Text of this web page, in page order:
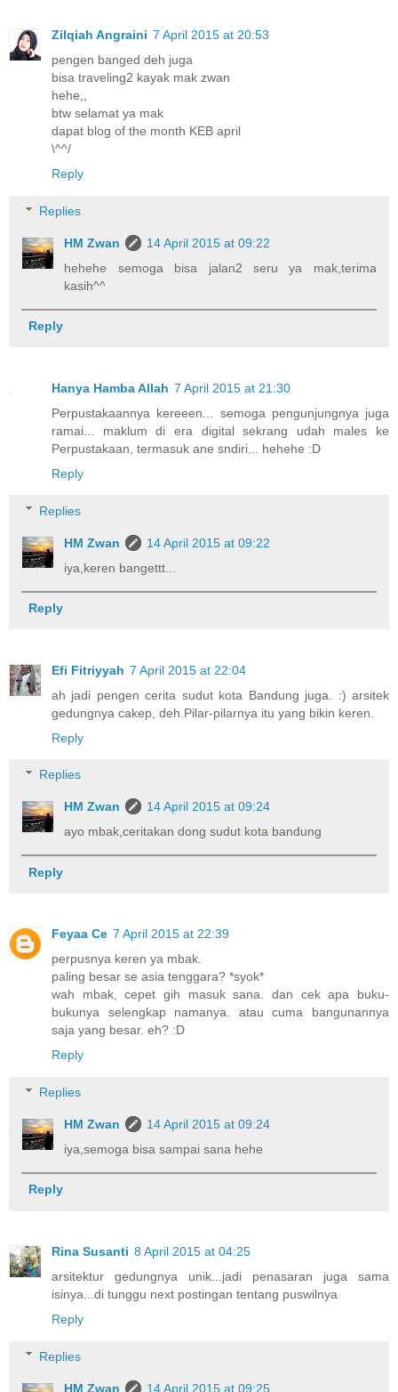
Zilqiah Angraini 7 April 2015 at 20:53
pengen banged deh juga
bisa traveling2 kayak mak zwan
hehe,,
btw selamat ya mak
dapat blog of the month KEB april
\^^/
Reply
Replies
HM Zwan
14 April 2015 at 09:22
hehehe semoga bisa jalan2 seru ya mak,terima
kasih^^
Reply
Hanya Hamba Allah 7 April 2015 at 21:30
Perpustakaannya kereeen... semoga pengunjungnya juga
ramai... maklum di era digital sekrang udah males ke
Perpustakaan, termasuk ane sndiri... hehehe :D
Reply
Replies
HM Zwan
14 April 2015 at 09:22
iya,keren bangettt...
Reply
Efi Fitriyyah 7 April 2015 at 22:04
ah jadi pengen cerita sudut kota Bandung juga. :) arsitek
gedungnya cakep, deh.Pilar-pilarnya itu yang bikin keren.
Reply
Replies
HM Zwan
14 April 2015 at 09:24
ayo mbak,ceritakan dong sudut kota bandung
Reply
Feyaa Ce 7 April 2015 at 22:39
perpusnya keren ya mbak.
paling besar se asia tenggara? *syok*
wah mbak, cepet gih masuk sana. dan cek apa buku-
bukunya selengkap namanya. atau cuma bangunannya
saja yang besar. eh? :D
Reply
Replies
HM Zwan
14 April 2015 at 09:24
iya,semoga bisa sampai sana hehe
Reply
Rina Susanti 8 April 2015 at 04:25
arsitektur gedungnya unik...jadi penasaran juga sama
isinya...di tunggu next postingan tentang puswilnya
Reply
Replies
HM Zwan 14 April 2015 at 09:25